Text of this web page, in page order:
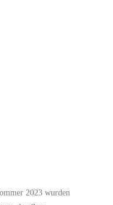
2023 wurden